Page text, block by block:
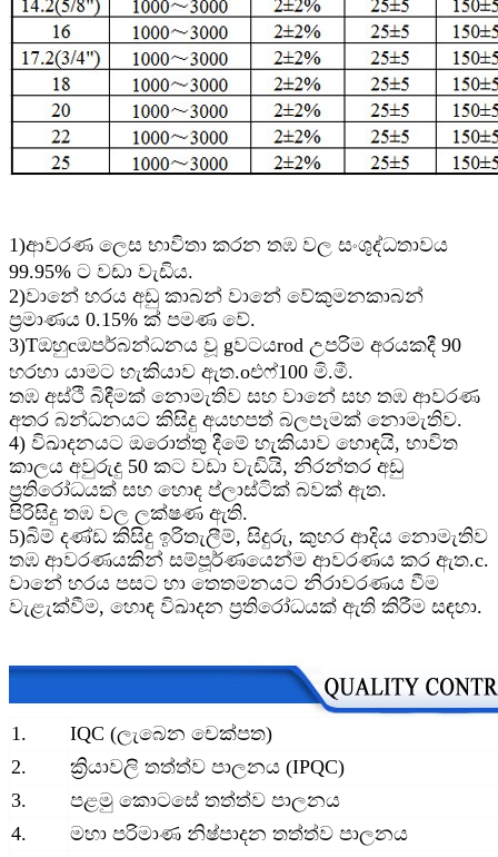
1)ආවරණ ලෙස භාවිතා කරන තඹ වල සංශුද්ධතාවය
99.95% ට වඩා වැඩිය.
2)වානේ හරය අඩු කාබන් වානේ වේකුමනකාබන්
ප්‍රමාණය 0.15% ක් පමණ වේ.
3)Tඔහුcඔපර්බන්ධනය වූ gවටයrod උපරිම අරයකදී 90
හරහා යාමට හැකියාව ඇත.oඑෆ්100 මි.මී.
තඹ අස්ථි බිඳීමක් නොමැතිව සහ වානේ සහ තඹ ආවරණ
අතර බන්ධනයට කිසිදු අයහපත් බලපෑමක් නොමැතිව.
4) විඛාදනයට ඔරොත්තු දීමේ හැකියාව හොඳයි, භාවිත
කාලය අවුරුදු 50 කට වඩා වැඩියි, නිරන්තර අඩු
ප්‍රතිරෝධයක් සහ හොඳ ප්ලාස්ටික් බවක් ඇත.
පිරිසිදු තඹ වල ලක්ෂණ ඇති.
5)බිම් දණ්ඩ කිසිදු ඉරිතැලීම්, සිදුරු, කුහර ආදිය නොමැතිව
තඹ ආවරණයකින් සම්පූර්ණයෙන්ම ආවරණය කර ඇත.c.
වානේ හරය පසට හා තෙතමනයට නිරාවරණය වීම
වැළැක්වීම, හොඳ විඛාදන ප්‍රතිරෝධයක් ඇති කිරීම සඳහා.
1.
IQC (ලැබෙන චෙක්පත)
2.
ක්‍රියාවලි තත්ත්ව පාලනය (IPQC)
3.
පළමු කොටසේ තත්ත්ව පාලනය
4.
මහා පරිමාණ නිෂ්පාදන තත්ත්ව පාලනය